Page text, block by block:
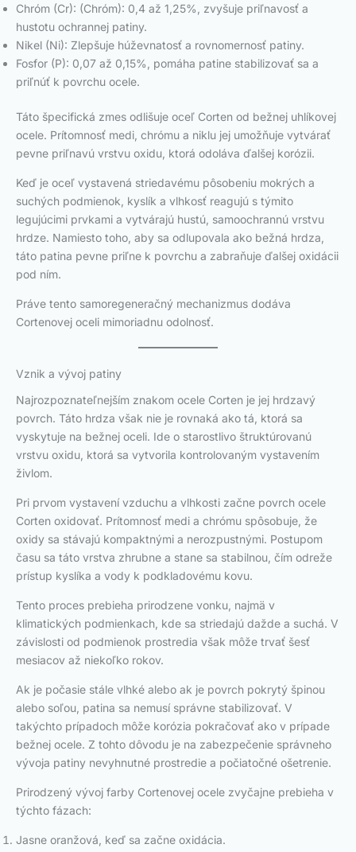
Chróm (Cr): (Chróm): 0,4 až 1,25%, zvyšuje priľnavosť a
hustotu ochrannej patiny.
Nikel (Ni): Zlepšuje húževnatosť a rovnomernosť patiny.
Fosfor (P): 0,07 až 0,15%, pomáha patine stabilizovať sa a
priľnúť k povrchu ocele.
Táto špecifická zmes odlišuje oceľ Corten od bežnej uhlíkovej
ocele. Prítomnosť medi, chrómu a niklu jej umožňuje vytvárať
pevne priľnavú vrstvu oxidu, ktorá odoláva ďalšej korózii.
Keď je oceľ vystavená striedavému pôsobeniu mokrých a
suchých podmienok, kyslík a vlhkosť reagujú s týmito
legujúcimi prvkami a vytvárajú hustú, samoochrannú vrstvu
hrdze. Namiesto toho, aby sa odlupovala ako bežná hrdza,
táto patina pevne priľne k povrchu a zabraňuje ďalšej oxidácii
pod ním.
Práve tento samoregeneračný mechanizmus dodáva
Cortenovej oceli mimoriadnu odolnosť.
Vznik a vývoj patiny
Najrozpoznateľnejším znakom ocele Corten je jej hrdzavý
povrch. Táto hrdza však nie je rovnaká ako tá, ktorá sa
vyskytuje na bežnej oceli. Ide o starostlivo štruktúrovanú
vrstvu oxidu, ktorá sa vytvorila kontrolovaným vystavením
živlom.
Pri prvom vystavení vzduchu a vlhkosti začne povrch ocele
Corten oxidovať. Prítomnosť medi a chrómu spôsobuje, že
oxidy sa stávajú kompaktnými a nerozpustnými. Postupom
času sa táto vrstva zhrubne a stane sa stabilnou, čím odreže
prístup kyslíka a vody k podkladovému kovu.
Tento proces prebieha prirodzene vonku, najmä v
klimatických podmienkach, kde sa striedajú dažde a suchá. V
závislosti od podmienok prostredia však môže trvať šesť
mesiacov až niekoľko rokov.
Ak je počasie stále vlhké alebo ak je povrch pokrytý špinou
alebo soľou, patina sa nemusí správne stabilizovať. V
takýchto prípadoch môže korózia pokračovať ako v prípade
bežnej ocele. Z tohto dôvodu je na zabezpečenie správneho
vývoja patiny nevyhnutné prostredie a počiatočné ošetrenie.
Prirodzený vývoj farby Cortenovej ocele zvyčajne prebieha v
týchto fázach:
Jasne oranžová, keď sa začne oxidácia.